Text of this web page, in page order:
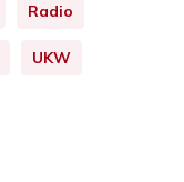
Radio
UKW